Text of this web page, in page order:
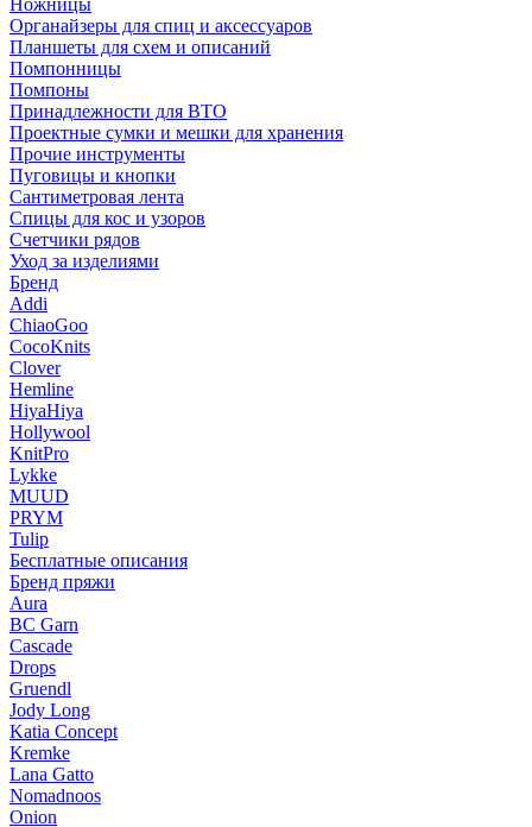
Ножницы
Органайзеры для спиц и аксессуаров
Планшеты для схем и описаний
Помпонницы
Помпоны
Принадлежности для ВТО
Проектные сумки и мешки для хранения
Прочие инструменты
Пуговицы и кнопки
Сантиметровая лента
Спицы для кос и узоров
Счетчики рядов
Уход за изделиями
Бренд
Addi
ChiaoGoo
CocoKnits
Clover
Hemline
HiyaHiya
Hollywool
KnitPro
Lykke
MUUD
PRYM
Tulip
Бесплатные описания
Бренд пряжи
Aura
BC Garn
Cascade
Drops
Gruendl
Jody Long
Katia Concept
Kremke
Lana Gatto
Nomadnoos
Onion